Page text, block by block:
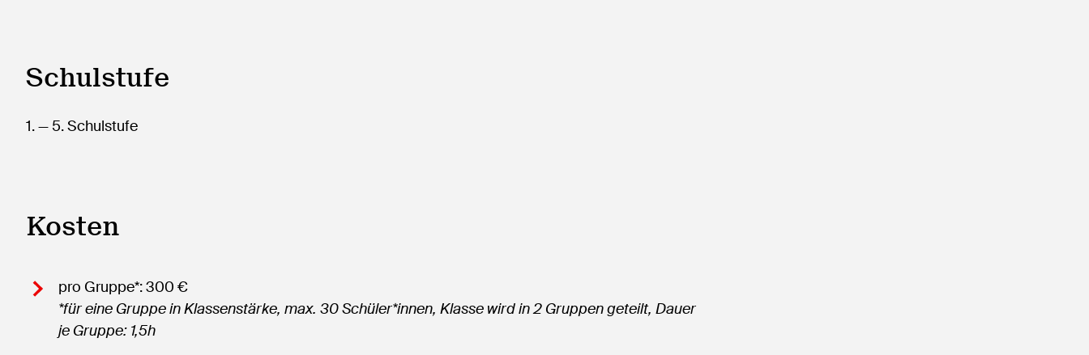
Schulstufe
1.— 5.Schulstufe
Kosten
pro Gruppe*: 300 €
*für eine Gruppe in Klassenstärke, max. 30 Schüler*innen, Klasse wird in 2 Gruppen geteilt, Dauer
je Gruppe: 1,5h